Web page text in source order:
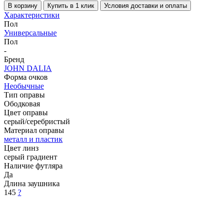
В корзину Купить в 1 клик Условия доставки и оплаты
Характеристики
Пол
Универсальные
Пол
-
Бренд
JOHN DALIA
Форма очков
Необычные
Тип оправы
Ободковая
Цвет оправы
серый/серебристый
Материал оправы
металл и пластик
Цвет линз
серый градиент
Наличие футляра
Да
Длина заушника
145 ?